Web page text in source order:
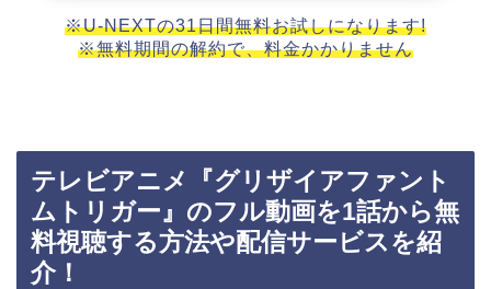
※U-NEXTの31日間無料お試しになります!
※無料期間の解約で、料金かかりません
テレビアニメ『グリザイアファント
ムトリガー』のフル動画を1話から無
料視聴する方法や配信サービスを紹
介！